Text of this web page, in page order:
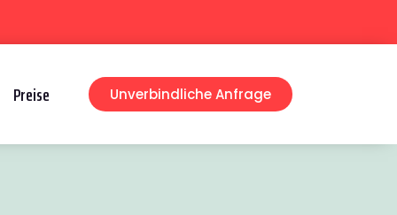
Preise Unverbindliche Anfrage